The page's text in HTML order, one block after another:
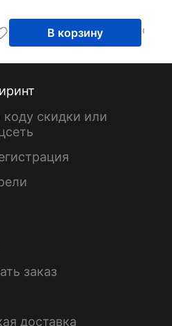
В корзину
коду скидки или
заказ
доставка